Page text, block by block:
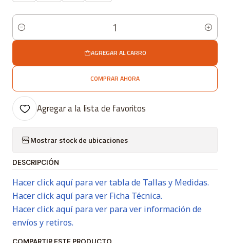
Cantidad
AGREGAR AL CARRO
COMPRAR AHORA
Agregar a la lista de favoritos
Mostrar stock de ubicaciones
DESCRIPCIÓN
Hacer click aquí para ver tabla de Tallas y Medidas.
Hacer click aquí para ver Ficha Técnica.
Hacer click aquí para ver para ver información de
envíos y retiros.